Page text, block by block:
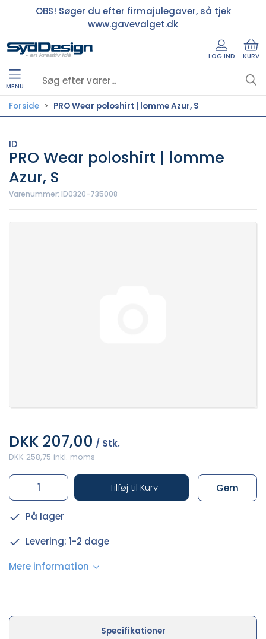
OBS! Søger du efter firmajulegaver, så tjek
www.gavevalget.dk
LOG IND KURV
MENU
Forside PRO Wear poloshirt | lomme Azur, S
ID
PRO Wear poloshirt | lomme
Azur, S
Varenummer: ID0320-735008
DKK 207,00 / Stk.
DKK 258,75 inkl. moms
Tilføj til Kurv Gem
På lager
Levering: 1-2 dage
Mere information
Specifikationer